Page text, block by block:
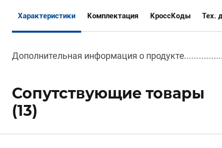
Характеристики Комплектация КроссКоды Тех.
Дополнительная информация о продукте
Сопутствующие товары
(13)